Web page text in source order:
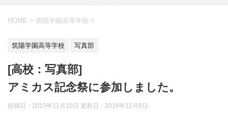
HOME > 筑陽学園高等学校 >
筑陽学園高等学校 写真部
[高校：写真部]
アミカス記念祭に参加しました。
投稿日：2015年11月10日 更新日： 2016年12月8日